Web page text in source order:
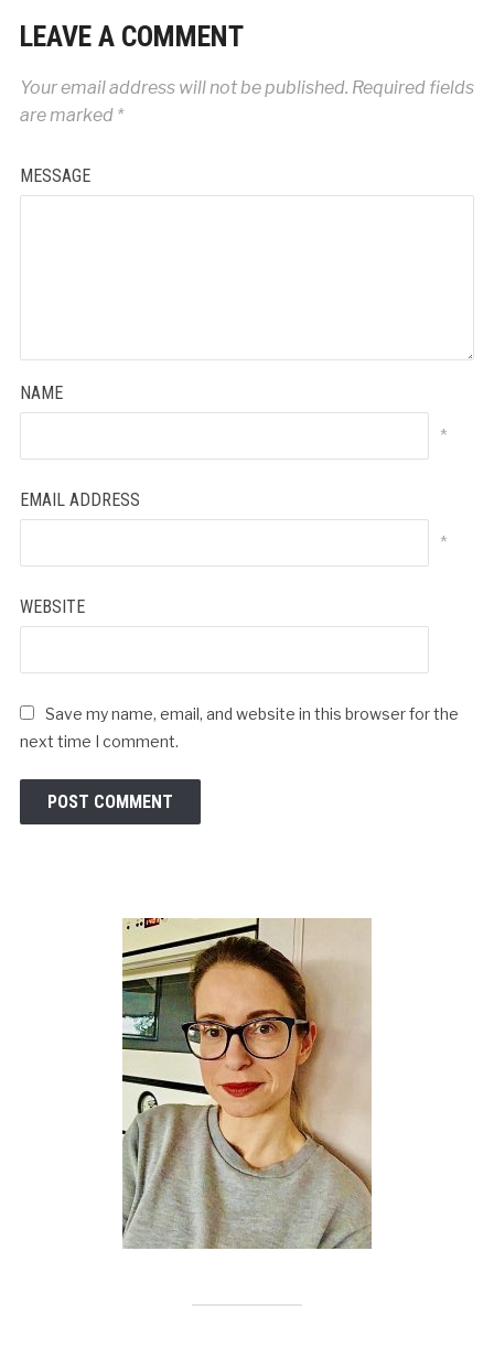
LEAVE A COMMENT
Your email address will not be published. Required fields
are marked *
MESSAGE
NAME
*
EMAIL ADDRESS
*
WEBSITE
Save my name, email, and website in this browser for the
next time I comment.